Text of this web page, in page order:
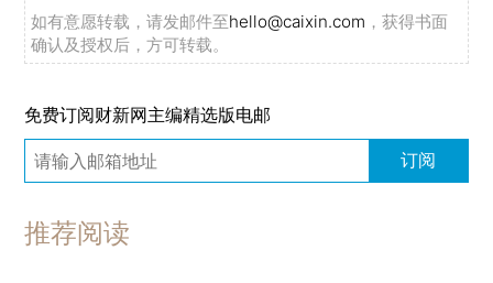
如有意愿转载，请发邮件至hello@caixin.com ，获得书面
确认及授权后，方可转载。
免费订阅财新网主编精选版电邮
订阅
推荐阅读